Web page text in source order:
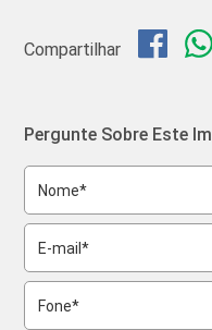
Compartilhar
Pergunte Sobre Este